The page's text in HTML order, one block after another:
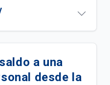
con QR Tigo Money en
Biggie Express
a una
desde la